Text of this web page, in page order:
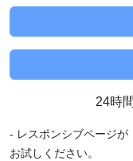
24時
- レスポンシブページが
お試しください。